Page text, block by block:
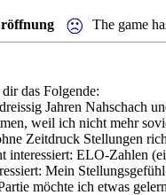
The game
das Folgende:
Jahren Nahschach
weil ich nicht mehr
Zeitdruck Stellungen
interessiert: ELO-Zahlen
Mein
möchte ich etwas